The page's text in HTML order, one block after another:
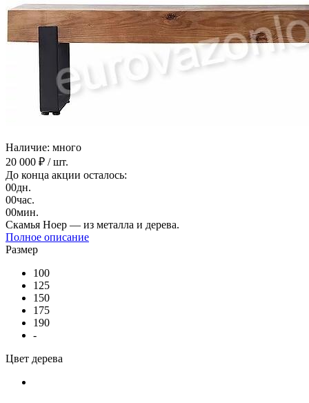
Наличие: много
20 000 ₽ / шт.
До конца акции осталось:
00дн.
00час.
00мин.
Скамья Ноер — из металла и дерева.
Полное описание
Размер
100
125
150
175
190
-
Цвет дерева